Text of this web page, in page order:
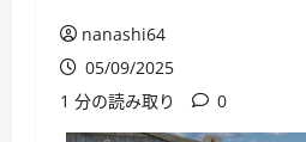
nanashi64
05/09/2025
1 分の読み取り
0